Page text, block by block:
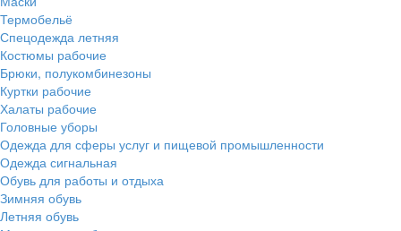
Термобельё
Спецодежда летняя
Костюмы рабочие
Брюки, полукомбинезоны
Куртки рабочие
Халаты рабочие
Головные уборы
Одежда для сферы услуг и пищевой промышленности
Одежда сигнальная
Обувь для работы и отдыха
Зимняя обувь
Летняя обувь